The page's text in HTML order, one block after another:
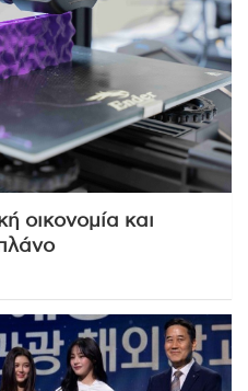
οικονομία και